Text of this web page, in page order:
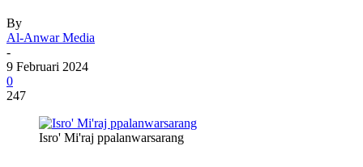
By
Al-Anwar Media
-
9 Februari 2024
0
247
Isro' Mi'raj ppalanwarsarang